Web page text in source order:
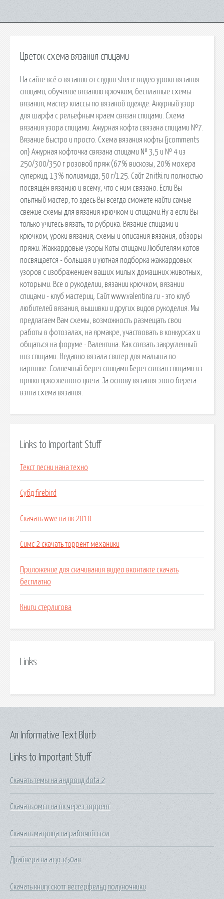
Цветок схема вязания спицами
На сайте всё о вязании от студии sheru: видео уроки вязания
спицами, обучение вязанию крючком, бесплатные схемы
вязания, мастер классы по вязаной одежде. Ажурный узор
для шарфа с рельефным краем связан спицами. Схема
вязания узора спицами. Ажурная кофта связана спицами №7.
Вязание быстро и просто. Схема вязания кофты {jcomments
on} Ажурная кофточка связана спицами № 3,5 и № 4 из
250/300/350 г розовой пряж (67% вискозы, 20% мохера
суперкид, 13% полиамида, 50 г/125. Сайт 2nitki.ru полностью
посвящён вязанию и всему, что с ним связано. Если Вы
опытный мастер, то здесь Вы всегда сможете найти самые
свежие схемы для вязания крючком и спицами.Ну а если Вы
только учитесь вязать, то рубрика. Вязание спицами и
крючком, уроки вязания, схемы и описания вязания, обзоры
пряжи. Жаккардовые узоры Коты спицами Любителям котов
посвящается - большая и уютная подборка жаккардовых
узоров с изображением ваших милых домашних животных,
которыми. Все о рукоделии, вязании крючком, вязании
спицами - клуб мастериц. Cайт www.valentina.ru - это клуб
любителей вязания, вышивки и других видов рукоделия. Мы
предлагаем Вам схемы, возможность размещать свои
работы в фотозалах, на ярмакре, участвовать в конкурсах и
общаться на форуме - Валентина. Как связать закругленный
низ спицами. Недавно вязала свитер для малыша по
картинке. Солнечный берет спицами Берет связан спицами из
пряжи ярко желтого цвета. За основу вязания этого берета
взята схема вязания.
Links to Important Stuff
Текст песни нана техно
Субд firebird
Скачать wwe на пк 2010
Симс 2 скачать торрент механики
Приложение для скачивания видео вконтакте скачать
бесплатно
Книги стерлигова
Links
Links to Important Stuff
Скачать темы на андроид dota 2
Скачать омси на пк через торрент
Скачать матрица на рабочий стол
Драйвера на асус к50ав
Скачать книгу скотт вестерфельд полуночники
An Informative Text Blurb